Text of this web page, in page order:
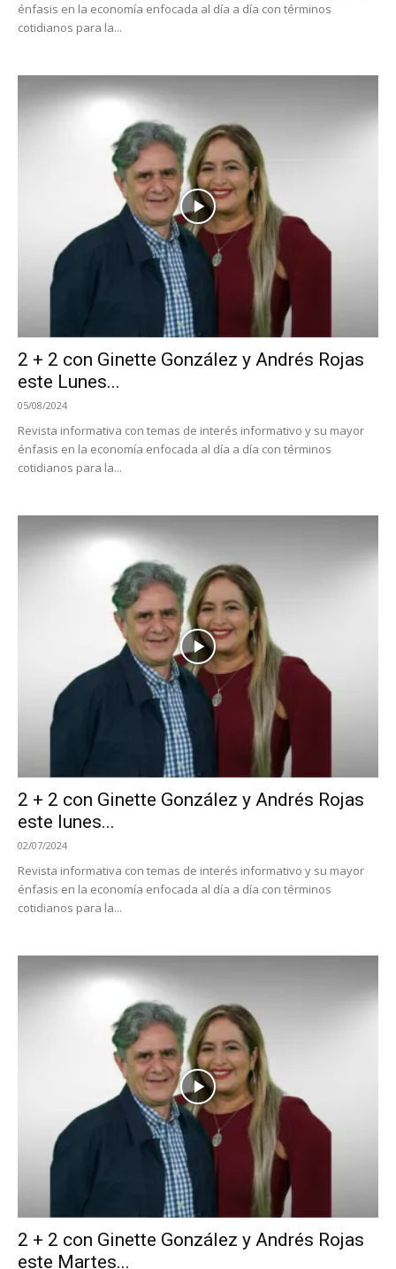
énfasis en la economía enfocada al día a día con términos
cotidianos para la...
2 + 2 con Ginette González y Andrés Rojas
este Lunes...
05/08/2024
Revista informativa con temas de interés informativo y su mayor
énfasis en la economía enfocada al día a día con términos
cotidianos para la...
2 + 2 con Ginette González y Andrés Rojas
este lunes...
02/07/2024
Revista informativa con temas de interés informativo y su mayor
énfasis en la economía enfocada al día a día con términos
cotidianos para la...
2 + 2 con Ginette González y Andrés Rojas
este Martes...